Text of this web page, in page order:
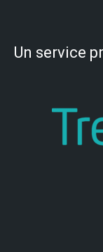
Un service